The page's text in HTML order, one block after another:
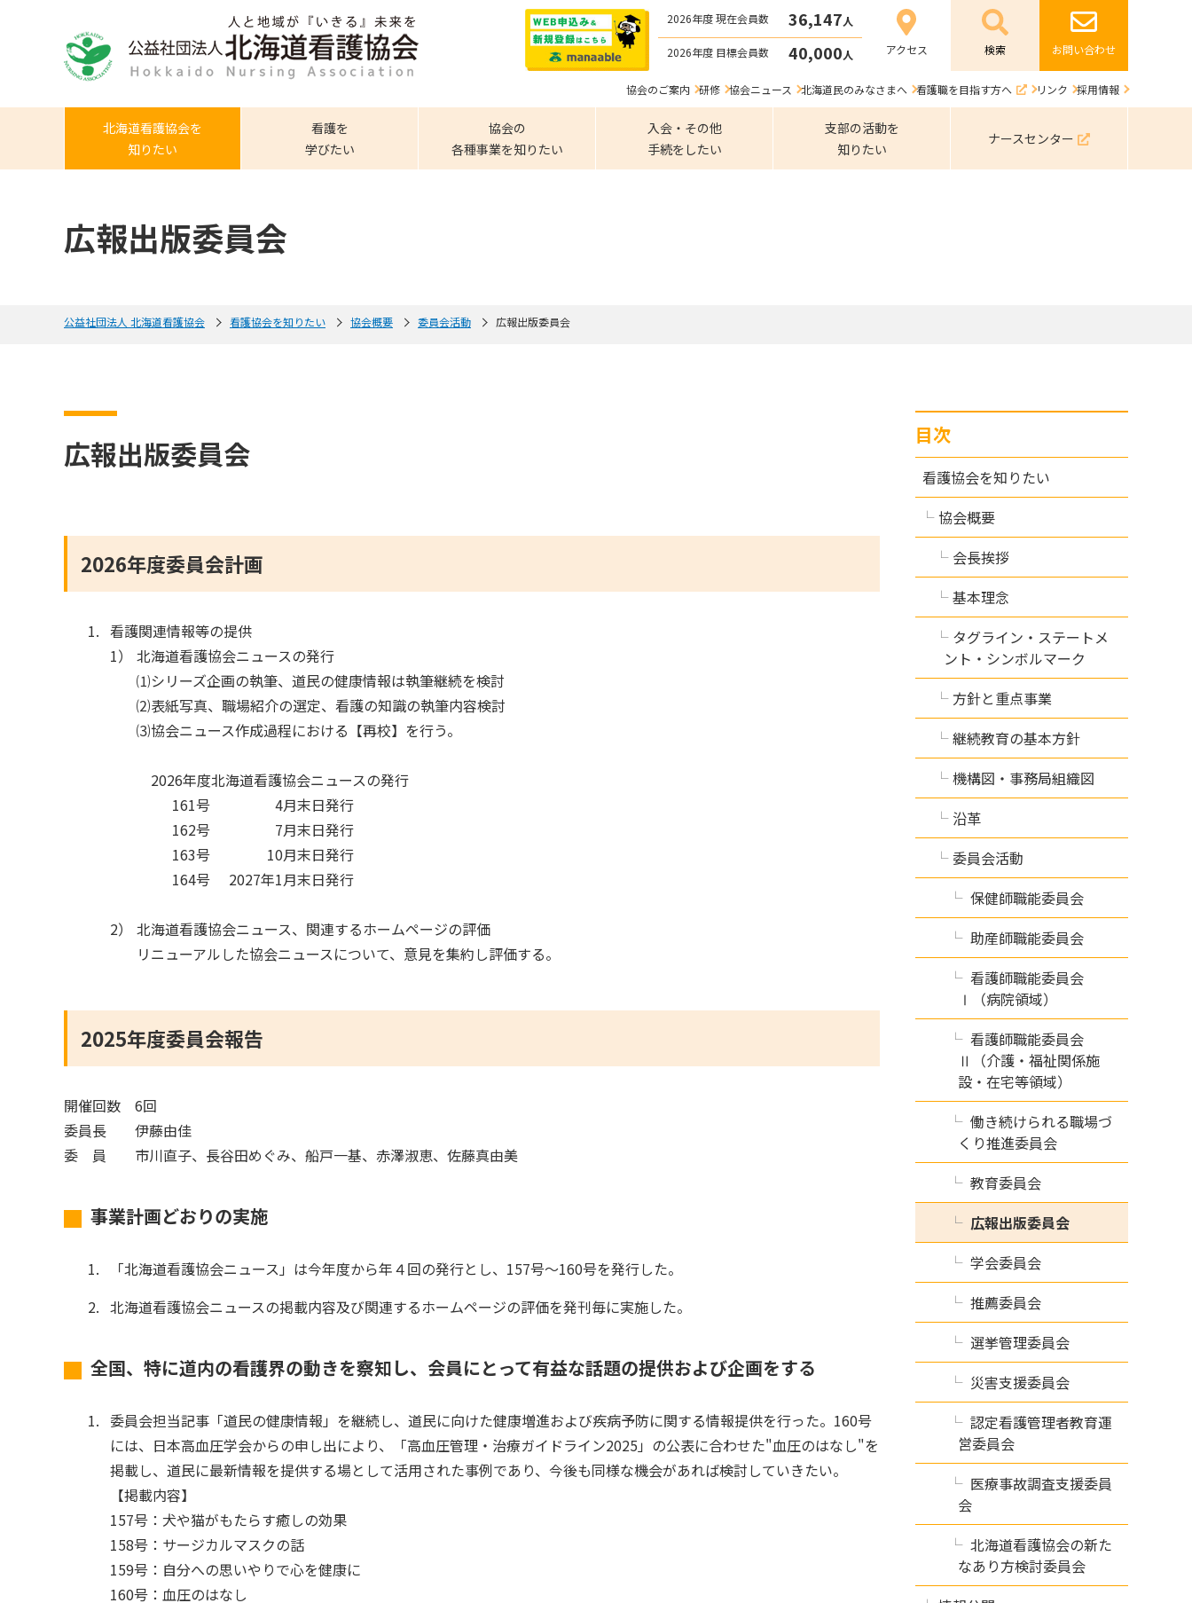
2026年度 現在会員数 36,147人
2026年度 目標会員数 40,000人 アクセス お問い合わせ
協会のご案内 研修 協会ニュース 北海道民のみなさまへ 看護職を目指す方へ リンク 採用情報
北海道看護協会を
知りたい
看護を
学びたい
協会の
各種事業を知りたい
入会・その他
手続をしたい
支部の活動を
知りたい
ナースセンター
広報出版委員会
公益社団法人 北海道看護協会 看護協会を知りたい 協会概要 委員会活動 広報出版委員会
広報出版委員会
2026年度委員会計画
看護関連情報等の提供
1）
北海道看護協会ニュースの発行
⑴シリーズ企画の執筆、道民の健康情報は執筆継続を検討
⑵表紙写真、職場紹介の選定、看護の知識の執筆内容検討
⑶協会ニュース作成過程における【再校】を行う。
2026年度北海道看護協会ニュースの発行
161号
4月末日発行
162号
7月末日発行
163号
10月末日発行
164号
2027年1月末日発行
2）
北海道看護協会ニュース、関連するホームページの評価
リニューアルした協会ニュースについて、意見を集約し評価する。
2025年度委員会報告
開催回数
6回
委員長
伊藤由佳
委 員
市川直子、長谷田めぐみ、船戸一基、赤澤淑恵、佐藤真由美
事業計画どおりの実施
「北海道看護協会ニュース」は今年度から年４回の発行とし、157号～160号を発行した。
北海道看護協会ニュースの掲載内容及び関連するホームページの評価を発刊毎に実施した。
全国、特に道内の看護界の動きを察知し、会員にとって有益な話題の提供および企画をする
委員会担当記事「道民の健康情報」を継続し、道民に向けた健康増進および疾病予防に関する情報提供を行った。160号
には、日本高血圧学会からの申し出により、「高血圧管理・治療ガイドライン2025」の公表に合わせた"血圧のはなし"を
掲載し、道民に最新情報を提供する場として活用された事例であり、今後も同様な機会があれば検討していきたい。
【掲載内容】
157号：犬や猫がもたらす癒しの効果
158号：サージカルマスクの話
159号：自分への思いやりで心を健康に
160号：血圧のはなし
目次
看護協会を知りたい
協会概要
会長挨拶
基本理念
タグライン・ステートメ
ント・シンボルマーク
方針と重点事業
継続教育の基本方針
機構図・事務局組織図
沿革
委員会活動
保健師職能委員会
助産師職能委員会
看護師職能委員会
Ⅰ（病院領域）
看護師職能委員会
Ⅱ（介護・福祉関係施
設・在宅等領域）
働き続けられる職場づ
くり推進委員会
教育委員会
広報出版委員会
学会委員会
推薦委員会
選挙管理委員会
災害支援委員会
認定看護管理者教育運
営委員会
医療事故調査支援委員
会
北海道看護協会の新た
なあり方検討委員会